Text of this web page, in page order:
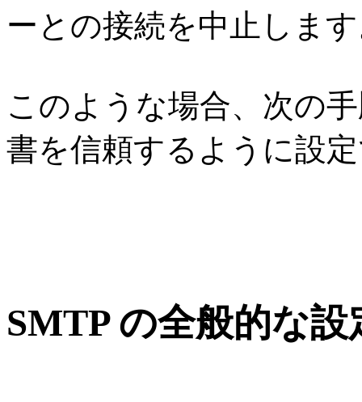
ーとの接続を中止しま
このような場合、次の
書を信頼するように設
SMTP の全般的な設